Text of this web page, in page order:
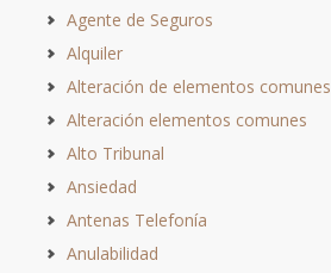
Agente de Seguros
Alquiler
Alteración de elementos comunes
Alteración elementos comunes
Alto Tribunal
Ansiedad
Antenas Telefonía
Anulabilidad